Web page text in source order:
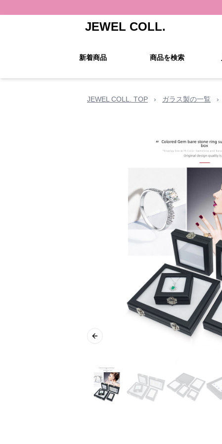
JEWEL COLL.
新着商品 商品を検索
JEWEL COLL. TOP › ガラス製の一覧 ›
Previous slide